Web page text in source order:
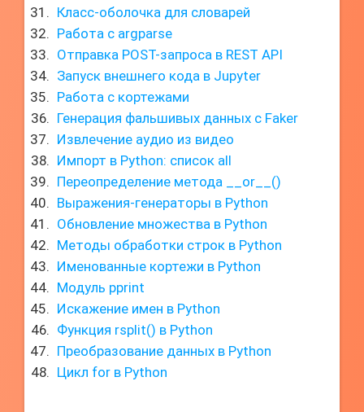
Класс-оболочка для словарей
Работа с argparse
Отправка POST-запроса в REST API
Запуск внешнего кода в Jupyter
Работа с кортежами
Генерация фальшивых данных с Faker
Извлечение аудио из видео
Импорт в Python: список all
Переопределение метода __or__()
Выражения-генераторы в Python
Обновление множества в Python
Методы обработки строк в Python
Именованные кортежи в Python
Модуль pprint
Искажение имен в Python
Функция rsplit() в Python
Преобразование данных в Python
Цикл for в Python